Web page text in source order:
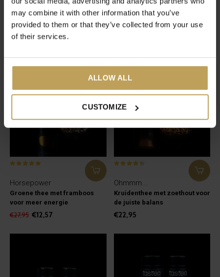
may combine it with other information that you’ve
provided to them or that they’ve collected from your use
of their services.
ALLOW ALL
CUSTOMIZE
Vitamin C
Groene thee met sinaasappel
€14,95
Strawberry Fields
Rooibosthee met aardbei
Horsepower
Groene thee met framboos
voor meer energie
€27,95 €12,57
Ohmmm...
Kruidenthee met zoethout voor
de juiste balans
€22,95